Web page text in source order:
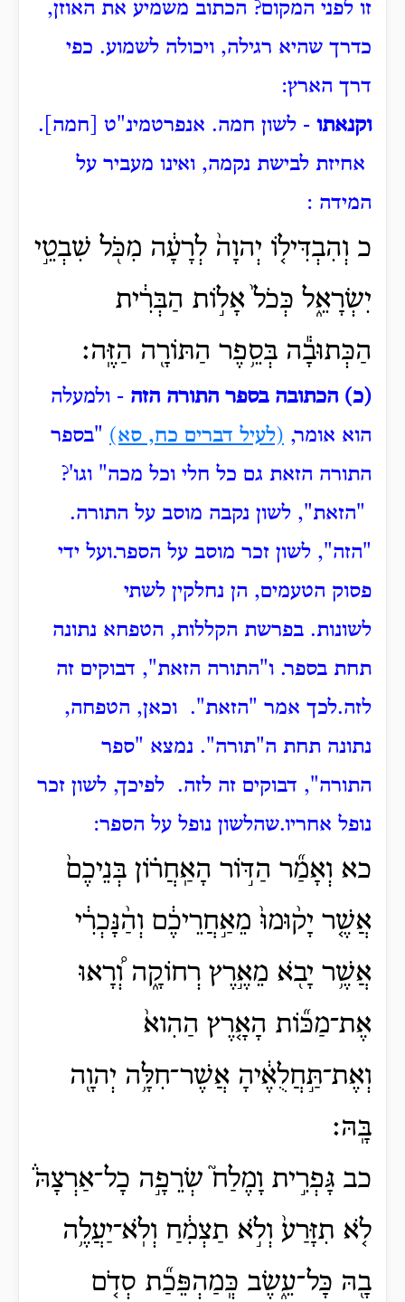
זו לפני המקום? הכתוב משמיע את האוזן,
כדרך שהיא רגילה, ויכולה לשמוע. כפי
דרך הארץ:
וקנאתו - לשון חמה. אנפרטמינ"ט [חמה].
אחיזת לבישת נקמה, ואינו מעביר על
המידה :
כ וְהִבְדִּיל֤וֹ יְהוָה֙ לְרָעָ֔ה מִכֹּ֖ל שִׁבְטֵ֣י
יִשְׂרָאֵ֑ל כְּכֹל֙ אָל֣וֹת הַבְּרִ֔ית
הַכְּתוּבָ֕ה בְּסֵ֥פֶר הַתּוֹרָ֖ה הַזֶּֽה׃
(כ) הכתובה בספר התורה הזה - ולמעלה
הוא אומר, (לעיל דברים כח, סא) "בספר
התורה הזאת גם כל חלי וכל מכה" וגו'?
"הזאת", לשון נקבה מוסב על התורה.
"הזה", לשון זכר מוסב על הספר.ועל ידי
פסוק הטעמים, הן נחלקין לשתי
לשונות. בפרשת הקללות, הטפחא נתונה
תחת בספר. ו"התורה הזאת", דבוקים זה
לזה.לכך אמר "הזאת". וכאן, הטפחה,
נתונה תחת ה"תורה". נמצא "ספר
התורה", דבוקים זה לזה. לפיכך, לשון זכר
נופל אחריו.שהלשון נופל על הספר:
כא וְאָמַ֞ר הַדּ֣וֹר הָאַֽחֲר֗וֹן בְּנֵיכֶם֙
אֲשֶׁ֤ר יָק֨וּמוּ֙ מֵאַ֣חֲרֵיכֶ֔ם וְהַ֨נָּכְרִ֔י
אֲשֶׁ֥ר יָבֹ֖א מֵאֶ֣רֶץ רְחוֹקָ֑ה וְ֠רָאוּ
אֶת־מַכּ֞וֹת הָאָ֤רֶץ הַהִוא֙
וְאֶת־תַּ֣חֲלֻאֶ֔יהָ אֲשֶׁר־חִלָּ֥ה יְהוָ֖ה
בָּֽהּ׃
כב גָּפְרִ֣ית וָמֶלַח֮ שְׂרֵפָ֣ה כָל־אַרְצָהּ֒
לֹ֤א תִזָּרַע֙ וְלֹ֣א תַצְמִ֔חַ וְלֹֽא־יַעֲלֶ֥ה
בָ֖הּ כָּל־עֵ֑שֶׂב כְּֽמַהְפֵּכַ֞ת סְדֹ֤ם